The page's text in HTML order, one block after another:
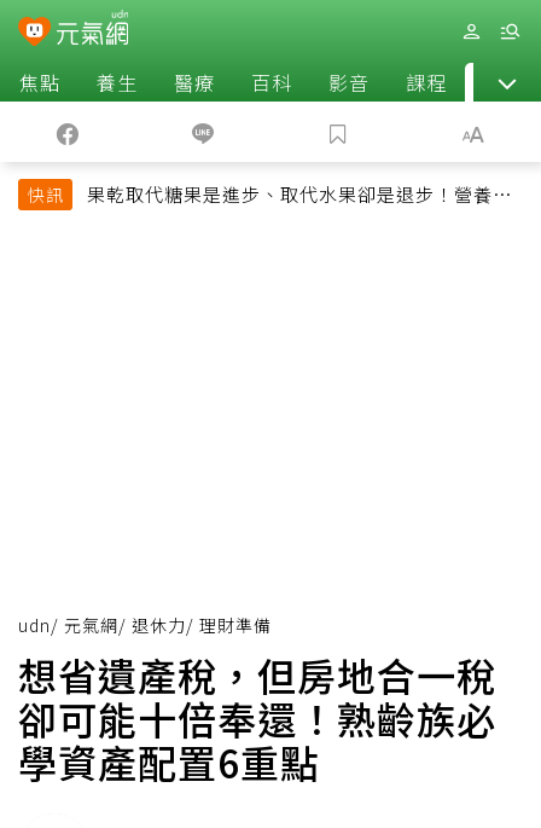
焦點 養生 醫療 百科 影音 課程 退休
快訊
果乾取代糖果是進步、取代水果卻是退步！營養師
udn/ 元氣網/ 退休力/ 理財準備
想省遺產稅，但房地合一稅
卻可能十倍奉還！熟齡族必
學資產配置6重點